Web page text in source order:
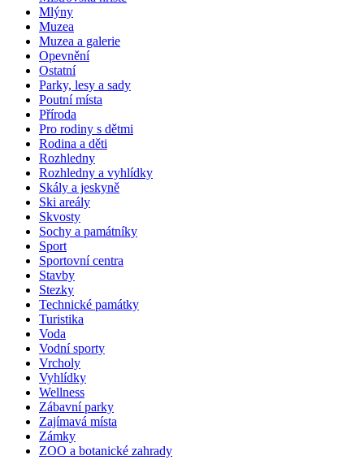
Mlýny
Muzea
Muzea a galerie
Opevnění
Ostatní
Parky, lesy a sady
Poutní místa
Příroda
Pro rodiny s dětmi
Rodina a děti
Rozhledny
Rozhledny a vyhlídky
Skály a jeskyně
Ski areály
Skvosty
Sochy a památníky
Sport
Sportovní centra
Stavby
Stezky
Technické památky
Turistika
Voda
Vodní sporty
Vrcholy
Vyhlídky
Wellness
Zábavní parky
Zajímavá místa
Zámky
ZOO a botanické zahrady